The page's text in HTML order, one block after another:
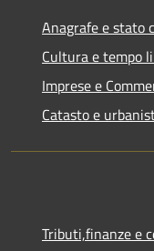
Anagrafe e stato
Cultura e tempo
Imprese e
Catasto e
Tributi,finanze e